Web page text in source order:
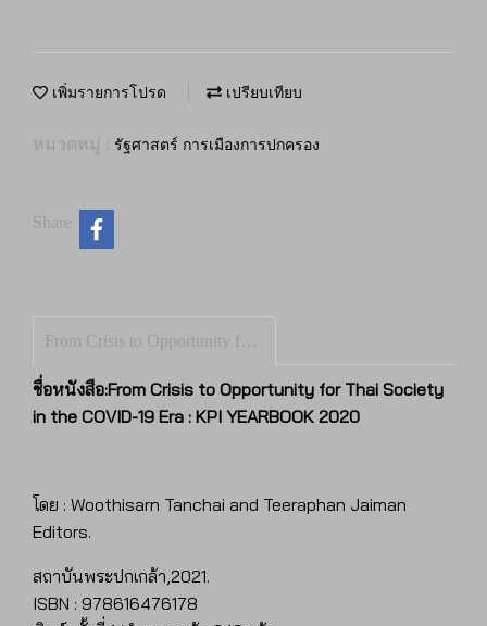
เพิ่มรายการโปรด เปรียบเทียบ
หมวดหมู่ : รัฐศาสตร์ การเมืองการปกครอง
Share
From Crisis to Opportunity for Thai Society in the COVID-19 Era
ชื่อหนังสือ:From Crisis to Opportunity for Thai Society
in the COVID-19 Era : KPI YEARBOOK 2020
โดย : Woothisarn Tanchai and Teeraphan Jaiman
Editors.
สถาบันพระปกเกล้า,2021.
ISBN : 978616476178